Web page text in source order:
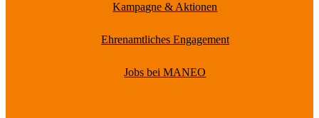
Kampagne & Aktionen
Ehrenamtliches Engagement
Jobs bei MANEO